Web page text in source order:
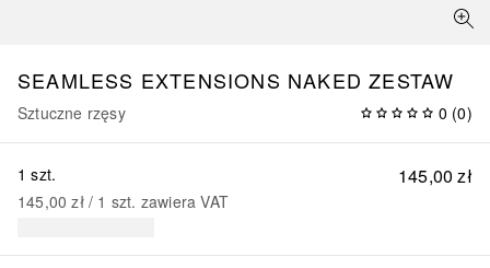
SEAMLESS EXTENSIONS NAKED ZESTAW
Sztuczne rzęsy 0 (0)
145,00 zł
1 szt.
145,00 zł / 1 szt. zawiera VAT